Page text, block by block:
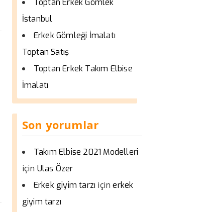
İstanbul
Erkek Gömleği İmalatı
Toptan Satış
Toptan Erkek Takım Elbise
İmalatı
Son yorumlar
Takım Elbise 2021 Modelleri
için Ulas Özer
Erkek giyim tarzı içinerkek
giyim tarzı